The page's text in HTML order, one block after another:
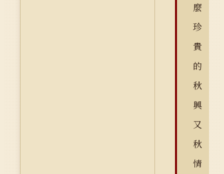
麼
珍
貴
的
秋
興
又
秋
情